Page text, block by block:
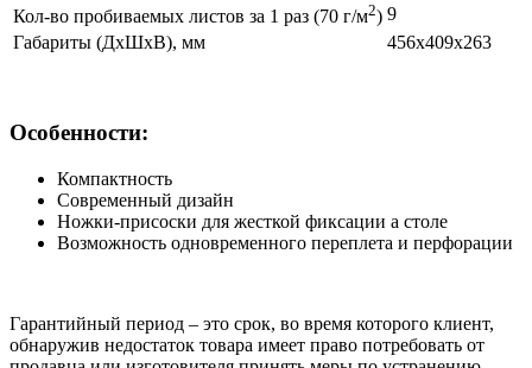
Кол-во пробиваемых листов за 1 раз (70 г/м2) 9
Габариты (ДхШхВ), мм
456х409х263
Особенности:
Компактность
Современный дизайн
Ножки-присоски для жесткой фиксации а столе
Возможность одновременного переплета и перфорации
Гарантийный период – это срок, во время которого клиент,
обнаружив недостаток товара имеет право потребовать от